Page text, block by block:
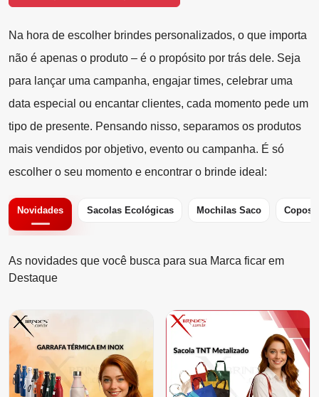
Na hora de escolher brindes personalizados, o que importa
não é apenas o produto – é o propósito por trás dele. Seja
para lançar uma campanha, engajar times, celebrar uma
data especial ou encantar clientes, cada momento pede um
tipo de presente. Pensando nisso, separamos os produtos
mais vendidos por objetivo, evento ou campanha. É só
escolher o seu momento e encontrar o brinde ideal:
Novidades Sacolas Ecológicas Mochilas Saco Copos
As novidades que você busca para sua Marca ficar em
Destaque